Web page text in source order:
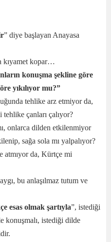
” diye başlayan Anayasa
kıyamet kopar…
konuşma şekline göre
yıkılıyor mu?”
tehlike arz etmiyor da,
çanları çalıyor?
onlarca dilden etkilenmiyor
sağa sola mı yalpalıyor?
da, Kürtçe mi
bu anlaşılmaz tutum ve
esas olmak şartıyla”, istediği
konuşmalı, istediği dilde